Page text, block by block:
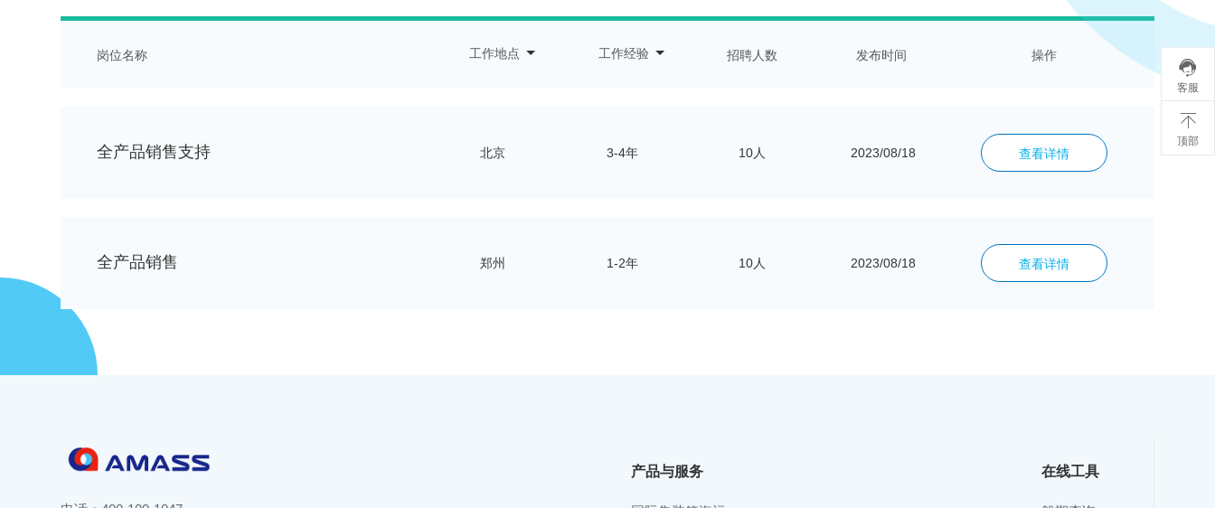
岗位名称 工作地点 工作经验 招聘人数 发布时间 操作
全产品销售支持 北京 3-4年 10人 2023/08/18 查看详情
全产品销售 郑州 1-2年 10人 2023/08/18 查看详情

客服

顶部
产品与服务 在线工具